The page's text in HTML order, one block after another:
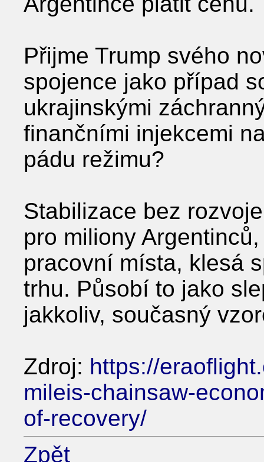
Přijme Trump svého
spojence jako případ
ukrajinskými
finančními injekcemi
pádu režimu?
Stabilizace bez
pro miliony
pracovní místa, klesá
trhu. Působí to jako
jakkoliv, současný
Zdroj: https://
mileis-chainsaw-
of-recovery/
Zpět